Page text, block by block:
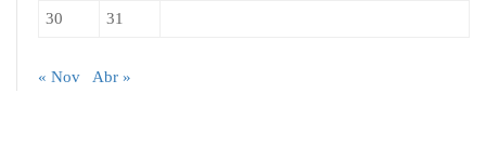
30 31
« Nov Abr »